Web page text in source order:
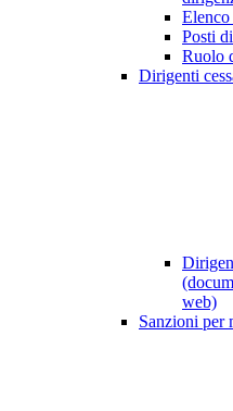
Posti
Ruolo
Dirigenti
web)
Sanzioni per